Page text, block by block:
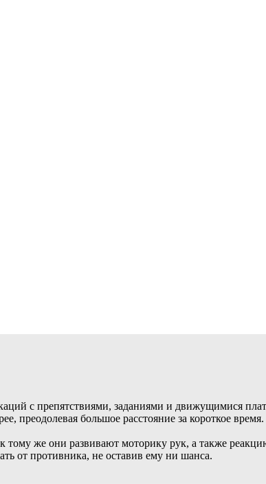
с препятствиями, заданиями и движущимися
преодолевая большое расстояние за короткое время.
тому же они развивают моторику рук, а также
от противника, не оставив ему ни шанса.